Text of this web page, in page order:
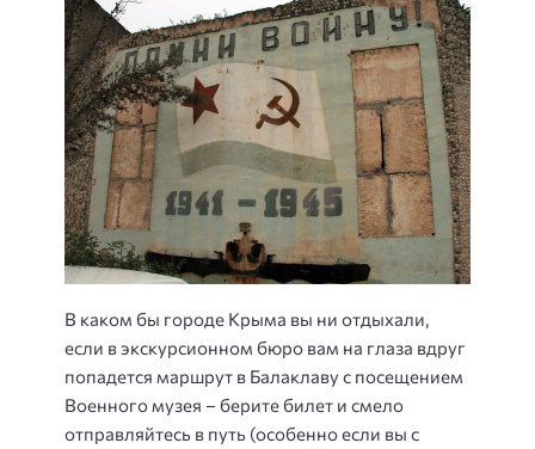
В каком бы городе Крыма вы ни отдыхали,
если в экскурсионном бюро вам на глаза вдруг
попадется маршрут в Балаклаву с посещением
Военного музея – берите билет и смело
отправляйтесь в путь (особенно если вы с